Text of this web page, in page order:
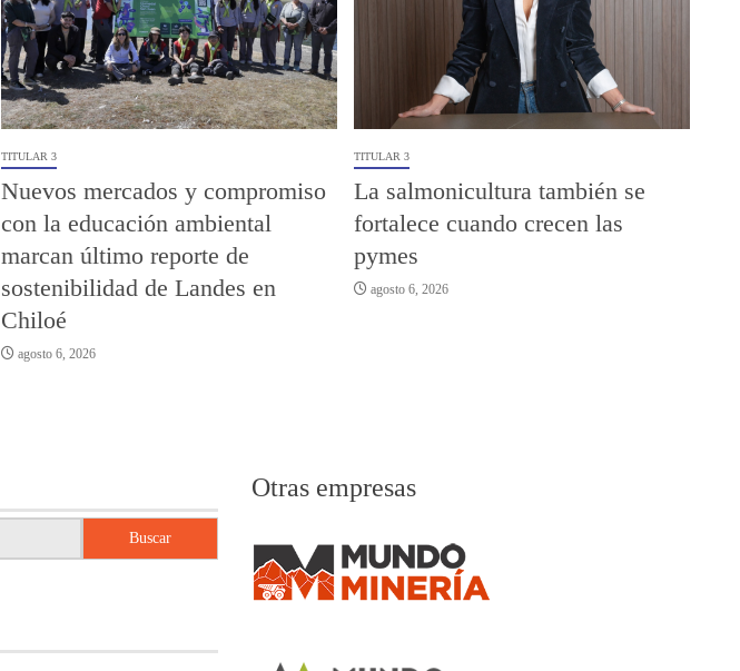
TITULAR 3
Nuevos mercados y compromiso
con la educación ambiental
marcan último reporte de
sostenibilidad de Landes en
Chiloé
agosto 6, 2026
TITULAR 3
La salmonicultura también se
fortalece cuando crecen las
pymes
agosto 6, 2026
Buscar
Otras empresas